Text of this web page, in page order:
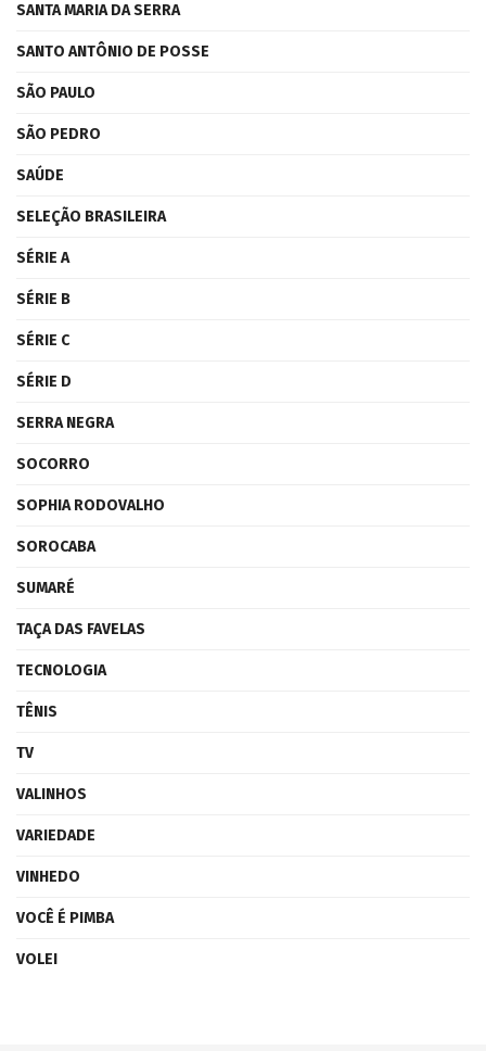
SANTA MARIA DA SERRA
SANTO ANTÔNIO DE POSSE
SÃO PAULO
SÃO PEDRO
SAÚDE
SELEÇÃO BRASILEIRA
SÉRIE A
SÉRIE B
SÉRIE C
SÉRIE D
SERRA NEGRA
SOCORRO
SOPHIA RODOVALHO
SOROCABA
SUMARÉ
TAÇA DAS FAVELAS
TECNOLOGIA
TÊNIS
TV
VALINHOS
VARIEDADE
VINHEDO
VOCÊ É PIMBA
VOLEI